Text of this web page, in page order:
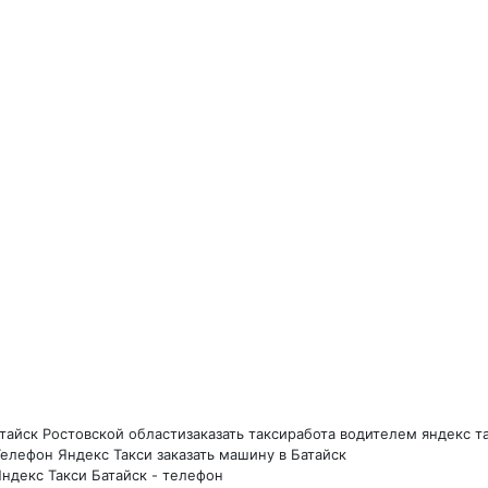
Ростовской областизаказать таксиработа водителем яндекс
Яндекс Такси заказать машину в Батайск
Такси Батайск - телефон